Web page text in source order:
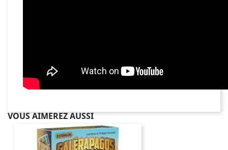
VOUS AIMEREZ AUSSI